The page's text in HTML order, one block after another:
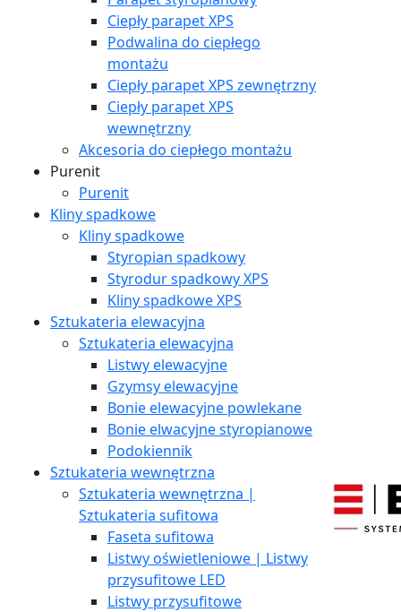
Ciepły parapet XPS
Podwalina do ciepłego
montażu
Ciepły parapet XPS zewnętrzny
Ciepły parapet XPS
wewnętrzny
Akcesoria do ciepłego montażu
Purenit
Purenit
Kliny spadkowe
Kliny spadkowe
Styropian spadkowy
Styrodur spadkowy XPS
Kliny spadkowe XPS
Sztukateria elewacyjna
Sztukateria elewacyjna
Listwy elewacyjne
Gzymsy elewacyjne
Bonie elewacyjne powlekane
Bonie elwacyjne styropianowe
Podokiennik
Sztukateria wewnętrzna
Sztukateria wewnętrzna |
Sztukateria sufitowa
Faseta sufitowa
Listwy oświetleniowe | Listwy
przysufitowe LED
Listwy przysufitowe